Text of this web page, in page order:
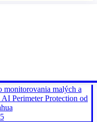
monitorovania malých a
Perimeter Protection od